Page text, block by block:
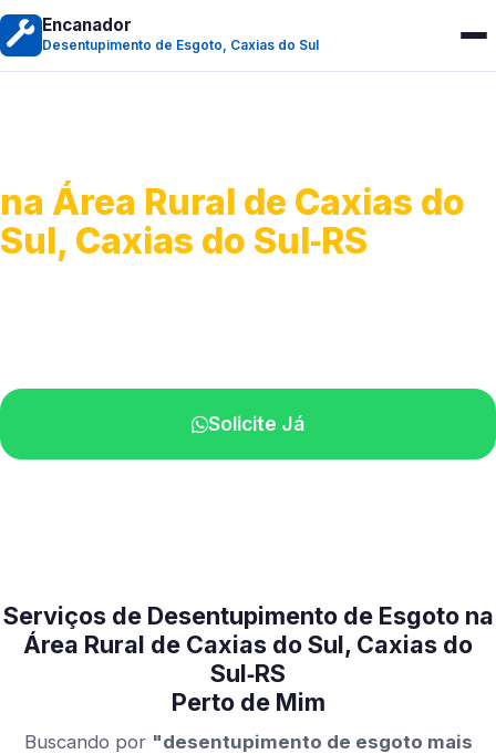
Encanador
Desentupimento de Esgoto, Caxias do Sul
na Área Rural de Caxias do
Sul, Caxias do Sul‑RS
Solicite Já
Serviços de Desentupimento de Esgoto na
Área Rural de Caxias do Sul, Caxias do
Sul‑RS
Perto de Mim
Buscando por "desentupimento de esgoto mais